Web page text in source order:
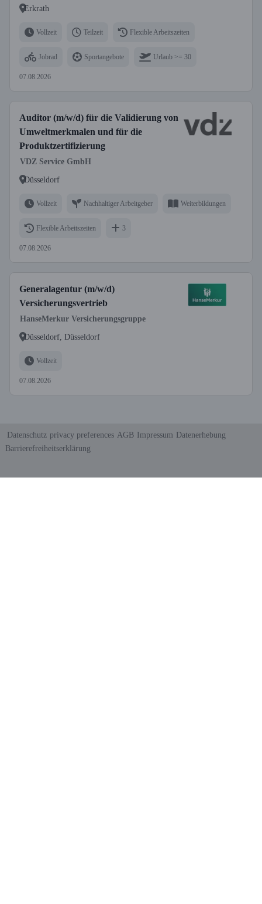
Erkrath
Vollzeit Teilzeit Flexible Arbeitszeiten
Jobrad Sportangebote Urlaub >= 30
07.08.2026
Auditor (m/w/d) für die Validierung von
Umweltmerkmalen und für die
Produktzertifizierung
VDZ Service GmbH
Düsseldorf
Vollzeit Nachhaltiger Arbeitgeber Weiterbildungen
Flexible Arbeitszeiten 3
07.08.2026
Generalagentur (m/w/d)
Versicherungsvertrieb
HanseMerkur Versicherungsgruppe
Düsseldorf, Düsseldorf
Vollzeit
07.08.2026
Datenschutz privacy preferences AGB Impressum Datenerhebung
Barrierefreiheitserklärung